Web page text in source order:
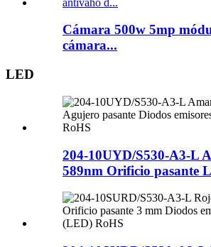
Cámara 500w 5mp
cámara...
LED
204-10UYD/S530-A3-L
589nm Orificio pasante